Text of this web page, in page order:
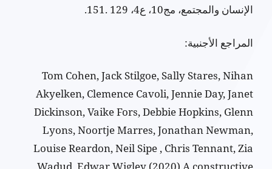
الإنسان والمجتمع، مج10، ع4، 129 .151.
المراجع الأجنبية:
Tom Cohen, Jack Stilgoe, Sally Stares, Nihan
Akyelken, Clemence Cavoli, Jennie Day, Janet
Dickinson, Vaike Fors, Debbie Hopkins, Glenn
Lyons, Noortje Marres, Jonathan Newman,
Louise Reardon, Neil Sipe , Chris Tennant, Zia
Wadud, Edwar Wigley (2020) A constructive